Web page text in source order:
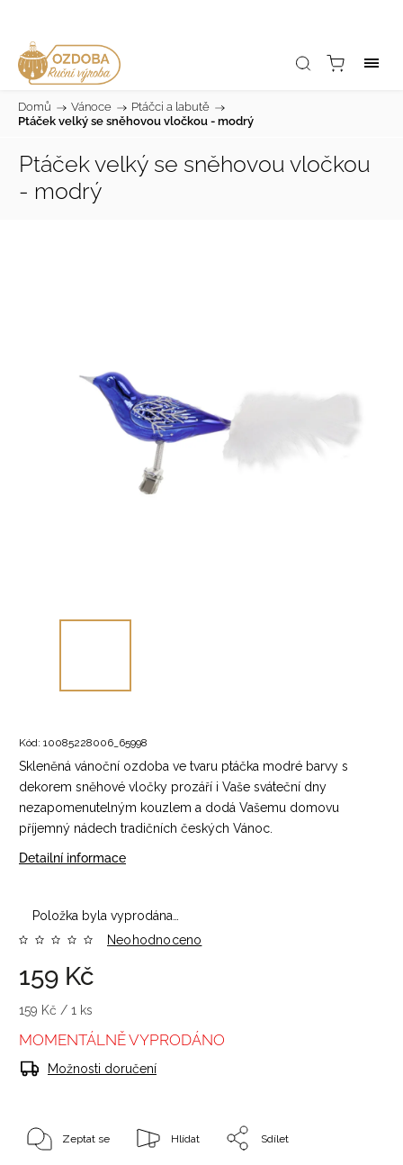
Domů / Vánoce / Ptáčci a labutě /
Ptáček velký se sněhovou vločkou - modrý
Ptáček velký se sněhovou vločkou
- modrý
Kód: 10085228006_65998
Skleněná vánoční ozdoba ve tvaru ptáčka modré barvy s
dekorem sněhové vločky prozáří i Vaše sváteční dny
nezapomenutelným kouzlem a dodá Vašemu domovu
příjemný nádech tradičních českých Vánoc.
Detailní informace
Položka byla vyprodána…
Neohodnoceno
159 Kč
159 Kč / 1 ks
MOMENTÁLNĚ VYPRODÁNO
Možnosti doručení
Zeptat se Hlídat Sdílet